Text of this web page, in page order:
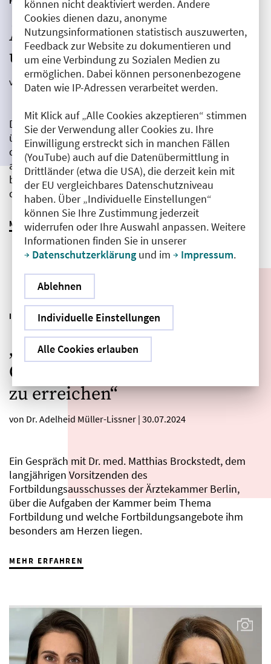
können nicht deaktiviert werden. Andere
Cookies dienen dazu, anonyme
Nutzungsinformationen statistisch auszuwerten,
Feedback zur Website zu dokumentieren und
um eine Verbindung zu Sozialen Medien zu
ermöglichen. Dabei können personenbezogene
Daten wie IP-Adressen verarbeitet werden.
Mit Klick auf „Alle Cookies akzeptieren“ stimmen
Sie der Verwendung aller Cookies zu. Ihre
Einwilligung erstreckt sich in manchen Fällen
(YouTube) auch auf die Datenübermittlung in
Drittländer (etwa die USA), die derzeit kein mit
der EU vergleichbares Datenschutzniveau
haben. Über „Individuelle Einstellungen“
können Sie Ihre Zustimmung jederzeit
widerrufen oder Ihre Auswahl anpassen. Weitere
Informationen finden Sie in unserer
Datenschutzerklärung und im Impressum.
Ablehnen
Individuelle Einstellungen
Alle Cookies erlauben
Ärztliche Fortbildung, eine
unendliche Geschichte
von Dr. Adelheid Müller-Lissner|30.07.2024
Die ärztliche Fortbildung reicht vom Medizinstudium
über die Weiterbildung bis zum Renteneintritt – oder
darüber hinaus. Alle Ärzt:innen, die ihren Beruf
ausüben, sind zur Fortbildung verpflichtet. Was das
bedeutet und welche Aufgaben den Ärztekammern
dabei zukommen.
MEHR ERFAHREN
IM FOKUS|INTERVIEW
„Unser Ziel ist, eine hohe
Qualität ärztlicher Fortbildung
zu erreichen“
von Dr. Adelheid Müller-Lissner | 30.07.2024
Ein Gespräch mit Dr. med. Matthias Brockstedt, dem
langjährigen Vorsitzenden des
Fortbildungsausschusses der Ärztekammer Berlin,
über die Aufgaben der Kammer beim Thema
Fortbildung und welche Fortbildungsangebote ihm
besonders am Herzen liegen.
MEHR ERFAHREN